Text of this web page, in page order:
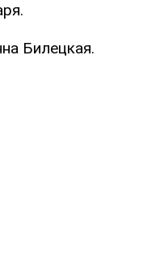
Билецкая.